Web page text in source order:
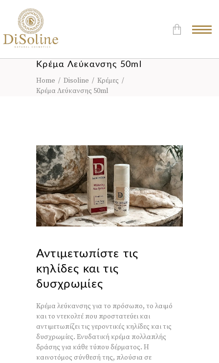
Δεν υπάρχουν προϊόντα στο
Καλάθι.
Κρέμα Λεύκανσης 50ml
Home / Disoline / Κρέμες /
Κρέμα Λεύκανσης 50ml
Αντιμετωπίστε τις
κηλίδες και τις
δυσχρωμίες
Κρέμα λεύκανσης για το πρόσωπο, το λαιμό
και το ντεκολτέ που προστατεύει και
αντιμετωπίζει τις γεροντικές κηλίδες και τις
δυσχρωμίες. Ενυδατική κρέμα πολλαπλής
δράσης για κάθε τύπου δέρματος. Η
καινοτόμος σύνθεσή της, πλούσια σε